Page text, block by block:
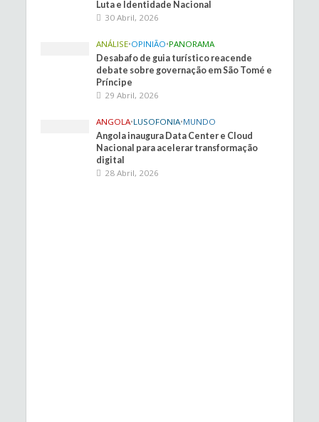
Luta e Identidade Nacional
30 Abril, 2026
ANÁLISE•OPINIÃO•PANORAMA
Desabafo de guia turístico reacende
debate sobre governação em São Tomé e
Príncipe
29 Abril, 2026
ANGOLA•LUSOFONIA•MUNDO
Angola inaugura Data Center e Cloud
Nacional para acelerar transformação
digital
28 Abril, 2026